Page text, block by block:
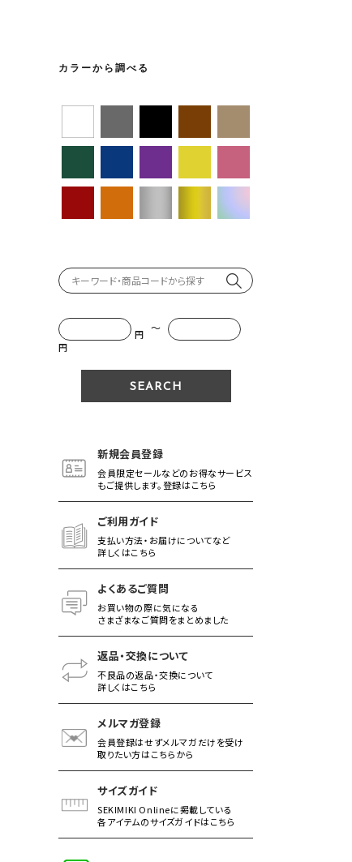
カラーから調べる
円 ～
円
新規会員登録
会員限定セールなどのお得なサービス
もご提供します。登録はこちら
ご利用ガイド
支払い方法・お届けについてなど
詳しくはこちら
よくあるご質問
お買い物の際に気になる
さまざまなご質問をまとめました
返品・交換について
不良品の返品・交換について
詳しくはこちら
メルマガ登録
会員登録はせずメルマガだけを受け
取りたい方はこちらから
サイズガイド
SEKIMIKI Onlineに掲載している
各アイテムのサイズガイドはこちら